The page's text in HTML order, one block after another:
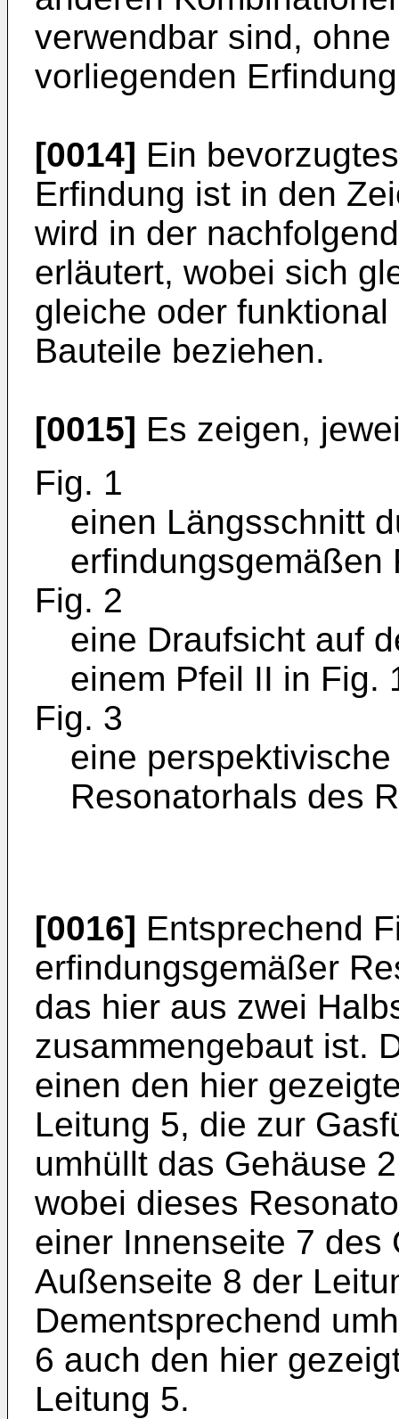
verwendbar sind,
vorliegenden
[0014] Ein
Erfindung ist in den
wird in der
erläutert, wobei sich
gleiche oder
Bauteile beziehen.
[0015] Es zeigen,
Fig. 1
einen Längsschnitt
erfindungsgemäßen
Fig. 2
eine Draufsicht auf
einem Pfeil II in Fig.
Fig. 3
eine
Resonatorhals des
[0016] Entsprechend
erfindungsgemäßer
das hier aus zwei
zusammengebaut ist.
einen den hier
Leitung 5, die zur
umhüllt das Gehäuse
wobei dieses
einer Innenseite 7 des
Außenseite 8 der
Dementsprechend
6 auch den hier
Leitung 5.